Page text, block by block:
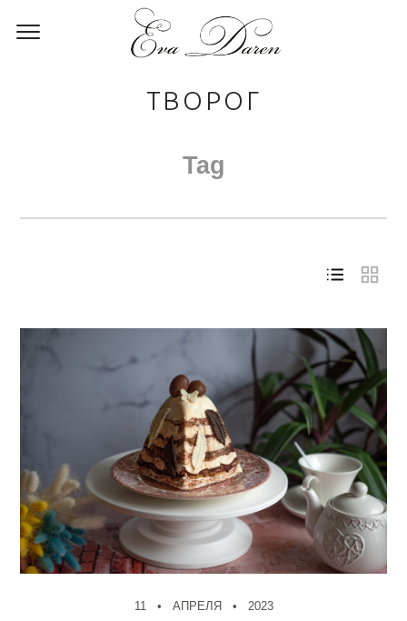
ТВОРОГ
Tag
11 АПРЕЛЯ 2023